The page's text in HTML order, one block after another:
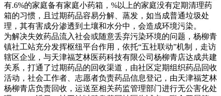
有.6%的家庭备有家庭小药箱，%以上的家庭没有定期清理药
箱的习惯，且过期药品容易分解、蒸发，如当成普通垃圾处
理，其有害成分渗透到土壤和水分中，会造成环境污染。
为解决失效药品流入社会或随意丢弃污染环境的问题，杨柳青
镇社工站充分发挥枢纽平台作用，依托“五社联动”机制，走访
辖区企业，与天津福芝林医药科技有限公司杨柳青店达成共建
关系，打通了过期药品的回收渠道，由社区定期组织药品回收
活动，社会工作者、志愿者负责药品信息登记，由天津福芝林
杨柳青店负责回收，运送至相关药监管理部门进行无公害化处